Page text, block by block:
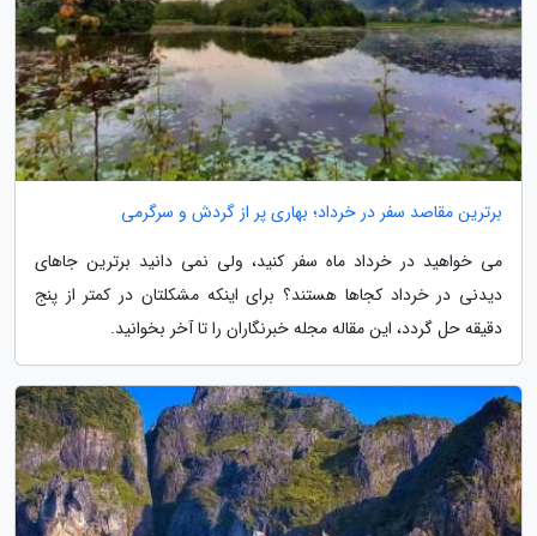
برترین مقاصد سفر در خرداد؛ بهاری پر از گردش و سرگرمی
می خواهید در خرداد ماه سفر کنید، ولی نمی دانید برترین جاهای
دیدنی در خرداد کجاها هستند؟ برای اینکه مشکلتان در کمتر از پنج
دقیقه حل گردد، این مقاله مجله خبرنگاران را تا آخر بخوانید.